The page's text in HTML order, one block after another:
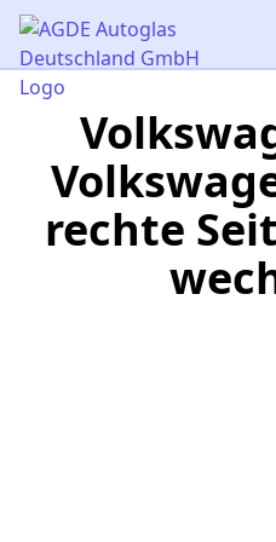
AGDE Autoglas Deutschland
rechte